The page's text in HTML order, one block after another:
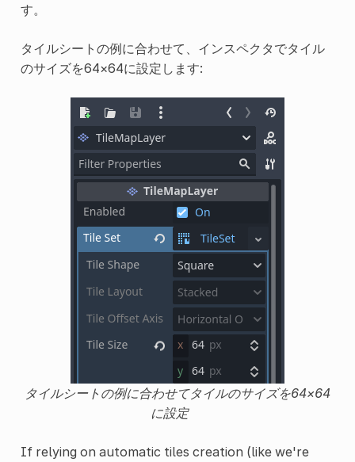
す。
タイルシートの例に合わせて、インスペクタでタイル
のサイズを64×64に設定します:
タイルシートの例に合わせてタイルのサイズを64×64
に設定
If relying on automatic tiles creation (like we're